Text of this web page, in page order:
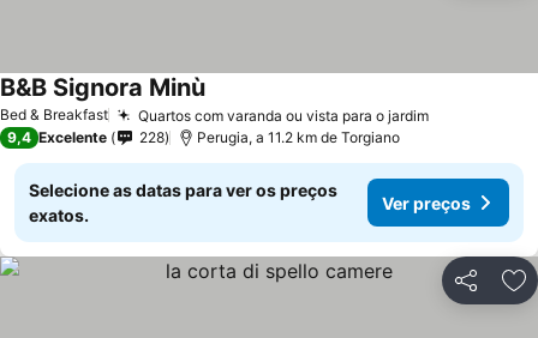
Bed & Breakfast Quartos com varanda ou vista para o jardim
B&B Signora Minù
9,4 Excelente 228 Perugia, a 11.2 km de Torgiano
Selecione as datas para ver os preços
exatos.
Ver preços
Partilhar